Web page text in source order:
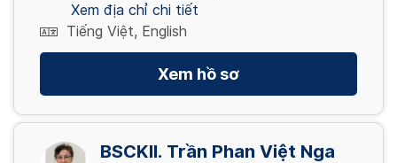
Xem địa chỉ chi tiết
Tiếng Việt, English
Xem hồ sơ
BSCKII. Trần Phan Việt Nga